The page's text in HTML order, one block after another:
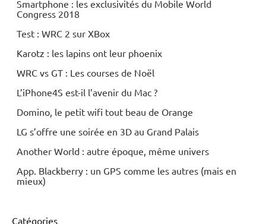
Smartphone : les exclusivités du Mobile World
Congress 2018
Test : WRC 2 sur XBox
Karotz : les lapins ont leur phoenix
WRC vs GT : Les courses de Noël
L’iPhone4S est-il l’avenir du Mac ?
Domino, le petit wifi tout beau de Orange
LG s’offre une soirée en 3D au Grand Palais
Another World : autre époque, même univers
App. Blackberry : un GPS comme les autres (mais en
mieux)
Catégories